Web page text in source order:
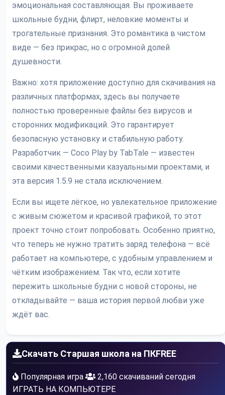
эмоциональная составляющая. Вы проживаете
школьные будни, флирт, неловкие моменты и
трогательные признания. Это романтика в чистом
виде — без прикрас, но с огромной долей
душевности.
Важно: хотя приложение доступно для скачивания на
различных платформах, здесь вы получаете
полностью проверенные файлы без вирусов и
сторонних модификаций. Это гарантирует
безопасную установку и стабильную работу.
Разработчик — Coco Play by TabTale — известен
своими качественными казуальными проектами, и
эта версия 1.5.9 не стала исключением.
Если вы ищете лёгкое, но увлекательное приложение
с живым сюжетом и красивой графикой, то этот
проект точно стоит попробовать. Особенно приятно,
что теперь не нужно тратить заряд телефона — всё
работает на компьютере, с удобным управлением и
чётким изображением. Так что, если хотите
пережить школьные будни с новой стороны, не
откладывайте — ваша история первой любви уже
ждёт вас.
Скачать Старшая школа на ПКFREE
Популярная игра
2,160 скачиваний сегодня
ИГРАТЬ НА КОМПЬЮТЕРЕ